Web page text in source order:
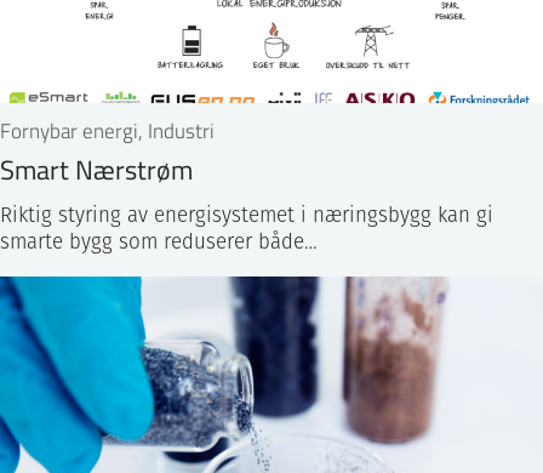
Fornybar energi, Industri
Smart Nærstrøm
Riktig styring av energisystemet i næringsbygg kan gi
smarte bygg som reduserer både…